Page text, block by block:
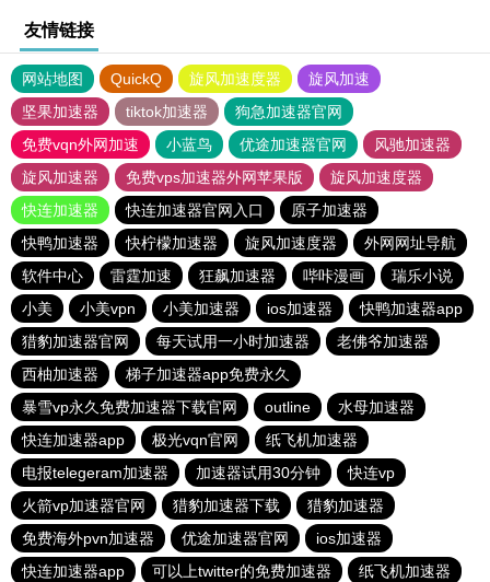
友情链接
网站地图 QuickQ 旋风加速度器
旋风加速
坚果加速器
tiktok加速器
狗急加速器官网
免费vqn外网加速
小蓝鸟 优途加速器官网
风驰加速器
旋风加速器
免费vps加速器外网苹果版
旋风加速度器
快连加速器
快连加速器官网入口
原子加速器
快鸭加速器
快柠檬加速器 旋风加速度器
外网网址导航
软件中心
雷霆加速 狂飙加速器 哔咔漫画
瑞乐小说
小美
小美vpn 小美加速器 ios加速器
快鸭加速器app
猎豹加速器官网
每天试用一小时加速器
老佛爷加速器
西柚加速器
梯子加速器app免费永久
暴雪vp永久免费加速器下载官网
outline
水母加速器
快连加速器app
极光vqn官网
纸飞机加速器
电报telegeram加速器
加速器试用30分钟
快连vp
火箭vp加速器官网
猎豹加速器下载
猎豹加速器
免费海外pvn加速器
优途加速器官网
ios加速器
快连加速器app
可以上twitter的免费加速器
纸飞机加速器